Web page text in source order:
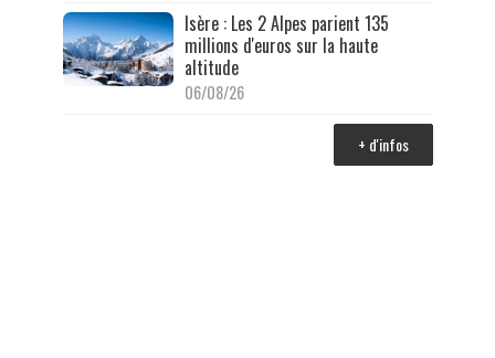
Isère : Les 2 Alpes parient 135
millions d'euros sur la haute
altitude
06/08/26
+ d'infos